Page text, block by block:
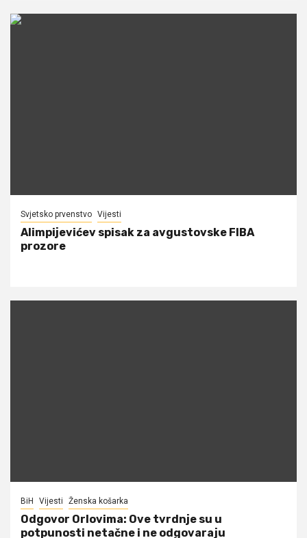
Svjetsko prvenstvo Vijesti
Alimpijevićev spisak za avgustovske FIBA
prozore
BiH Vijesti Ženska košarka
Odgovor Orlovima: ​Ove tvrdnje su u
potpunosti netačne i ne odgovaraju